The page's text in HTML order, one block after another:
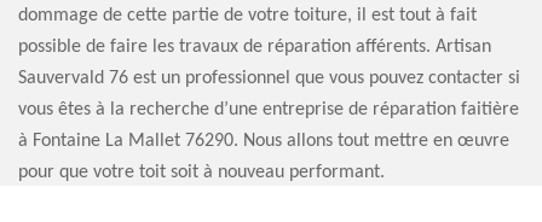
dommage de cette partie de votre toiture, il est tout à fait
possible de faire les travaux de réparation afférents. Artisan
Sauvervald 76 est un professionnel que vous pouvez contacter si
vous êtes à la recherche d’une entreprise de réparation faitière
à Fontaine La Mallet 76290. Nous allons tout mettre en œuvre
pour que votre toit soit à nouveau performant.